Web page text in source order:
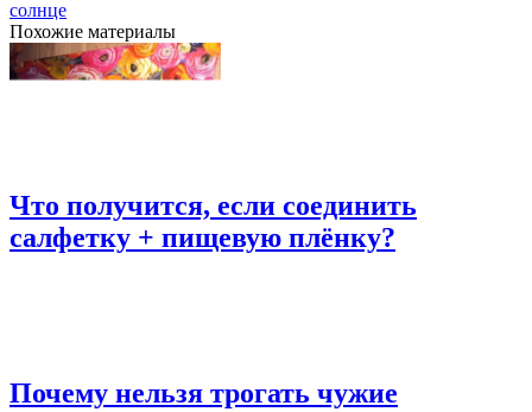
солнце
Похожие материалы
Что получится, если соединить
салфетку + пищевую плёнку?
Почему нельзя трогать чужие